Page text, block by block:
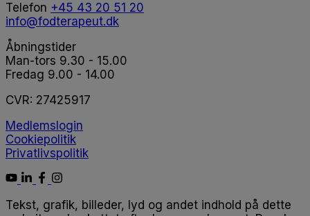
Telefon +45 43 20 51 20
info@fodterapeut.dk
Åbningstider
Man-tors 9.30 - 15.00
Fredag 9.00 - 14.00
CVR: 27425917
Medlemslogin
Cookiepolitik
Privatlivspolitik
Tekst, grafik, billeder, lyd og andet indhold på dette